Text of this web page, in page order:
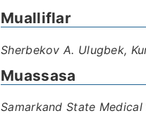
Mualliflar
Sherbekov A. Ulugbek,
Muassasa
Samarkand State